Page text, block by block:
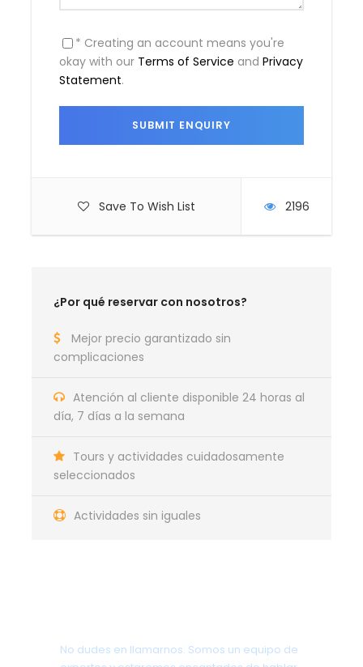
* Creating an account means you're
okay with our Terms of Service and Privacy
Statement.
Save To Wish List 2196
¿Por qué reservar con nosotros?
Mejor precio garantizado sin
complicaciones
Atención al cliente disponible 24 horas al
día, 7 días a la semana
Tours y actividades cuidadosamente
seleccionados
Actividades sin iguales
No dudes en llamarnos. Somos un equipo de
(aproximadamente 325 km – 4 h 20 min)
Mapa de la Ruta en coche 4